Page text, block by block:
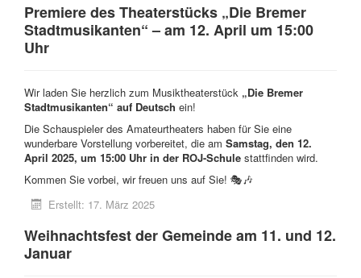
Premiere des Theaterstücks „Die Bremer
Stadtmusikanten“ – am 12. April um 15:00
Uhr
Wir laden Sie herzlich zum Musiktheaterstück „Die Bremer
Stadtmusikanten“ auf Deutsch ein!
Die Schauspieler des Amateurtheaters haben für Sie eine
wunderbare Vorstellung vorbereitet, die am Samstag, den 12.
April 2025, um 15:00 Uhr in der ROJ-Schule stattfinden wird.
Kommen Sie vorbei, wir freuen uns auf Sie! 🎭🎶
Erstellt: 17. März 2025
Weihnachtsfest der Gemeinde am 11. und 12.
Januar